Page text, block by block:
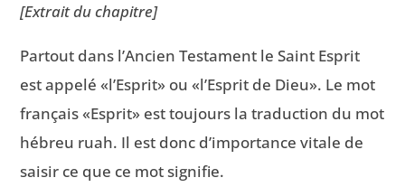
[Extrait du chapitre]
Partout dans l’Ancien Testament le Saint Esprit
est appelé «l’Esprit» ou «l’Esprit de Dieu». Le mot
français «Esprit» est toujours la traduction du mot
hébreu ruah. Il est donc d’importance vitale de
saisir ce que ce mot signifie.